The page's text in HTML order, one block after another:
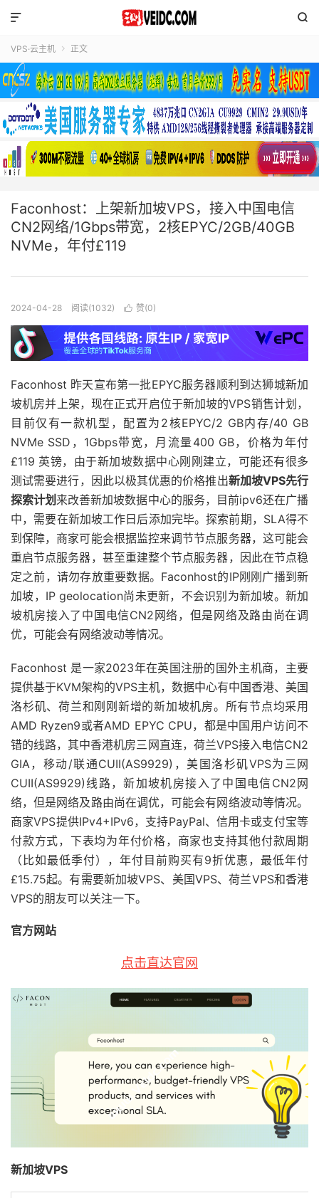


VPS·云主机  正文
Faconhost：上架新加坡VPS，接入中国电信
CN2网络/1Gbps带宽，2核EPYC/2GB/40GB
NVMe，年付£119
2024-04-28 阅读(1032)  赞(0)
Faconhost 昨天宣布第一批EPYC服务器顺利到达狮城新加
坡机房并上架，现在正式开启位于新加坡的VPS销售计划，
目前仅有一款机型，配置为2核EPYC/2 GB内存/40 GB
NVMe SSD，1Gbps带宽，月流量400 GB，价格为年付
£119 英镑，由于新加坡数据中心刚刚建立，可能还有很多
测试需要进行，因此以极其优惠的价格推出新加坡VPS先行
探索计划 来改善新加坡数据中心的服务，目前ipv6还在广播
中，需要在新加坡工作日后添加完毕。探索前期，SLA得不
到保障，商家可能会根据监控来调节节点服务器，这可能会
重启节点服务器，甚至重建整个节点服务器，因此在节点稳
定之前，请勿存放重要数据。Faconhost的IP刚刚广播到新
加坡，IP geolocation尚未更新，不会识别为新加坡。新加
坡机房接入了中国电信CN2网络，但是网络及路由尚在调
优，可能会有网络波动等情况。
Faconhost 是一家2023年在英国注册的国外主机商，主要
提供基于KVM架构的VPS主机，数据中心有中国香港、美国
洛杉矶、荷兰和刚刚新增的新加坡机房。所有节点均采用
AMD Ryzen9或者AMD EPYC CPU，都是中国用户访问不
错的线路，其中香港机房三网直连，荷兰VPS接入电信CN2
GIA，移动/联通CUII(AS9929)，美国洛杉矶VPS为三网
CUII(AS9929)线路，新加坡机房接入了中国电信CN2网
络，但是网络及路由尚在调优，可能会有网络波动等情况。
商家VPS提供IPv4+IPv6，支持PayPal、信用卡或支付宝等
付款方式，下表均为年付价格，商家也支持其他付款周期
（比如最低季付），年付目前购买有9折优惠，最低年付
£15.75起。有需要新加坡VPS、美国VPS、荷兰VPS和香港
VPS的朋友可以关注一下。
官方网站
点击直达官网
新加坡VPS